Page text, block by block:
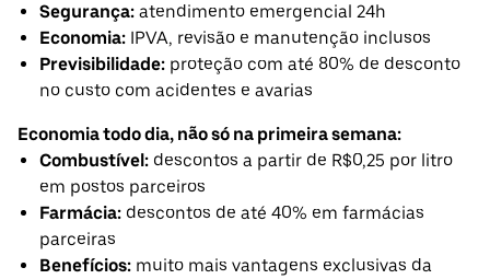
Segurança: atendimento emergencial 24h
Economia: IPVA, revisão e manutenção inclusos
Previsibilidade: proteção com até 80% de desconto
no custo com acidentes e avarias
Economia todo dia, não só na primeira semana:
Combustível: descontos a partir de R$0,25 por litro
em postos parceiros
Farmácia: descontos de até 40% em farmácias
parceiras
Benefícios: muito mais vantagens exclusivas da